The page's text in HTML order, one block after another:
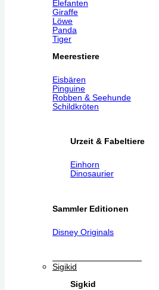
Elefanten
Giraffe
Löwe
Panda
Tiger
Meerestiere
Eisbären
Pinguine
Robben & Seehunde
Schildkröten
Urzeit & Fabeltiere
Einhorn
Dinosaurier
Sammler Editionen
Disney Originals
Sigikid
Sigkid